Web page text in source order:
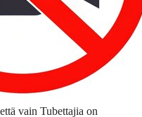
vain Tubettajia on